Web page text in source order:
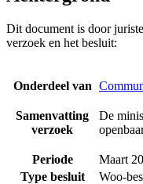
Dit document is door
verzoek en het besluit:
Onderdeel van
Samenvatting
verzoek
De
Periode
Maart
Type besluit
Woo-